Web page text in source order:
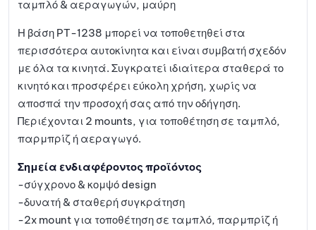
ταμπλό & αεραγωγών, μαύρη
Η βάση PT-1238 μπορεί να τοποθετηθεί στα
περισσότερα αυτοκίνητα και είναι συμβατή σχεδόν
με όλα τα κινητά. Συγκρατεί ιδιαίτερα σταθερά το
κινητό και προσφέρει εύκολη χρήση, χωρίς να
αποσπά την προσοχή σας από την οδήγηση.
Περιέχονται 2 mounts, για τοποθέτηση σε ταμπλό,
παρμπρίζ ή αεραγωγό.
Σημεία ενδιαφέροντος προϊόντος
-σύγχρονο & κομψό design
-δυνατή & σταθερή συγκράτηση
-2x mount για τοποθέτηση σε ταμπλό, παρμπρίζ ή